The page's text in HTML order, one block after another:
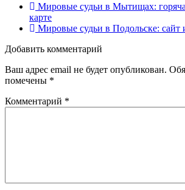
Мировые судьи в Мытищах:
карте
Мировые судьи в Подольске: сайт
Добавить комментарий
Ваш адрес email не будет опубликован.
помечены *
Комментарий *